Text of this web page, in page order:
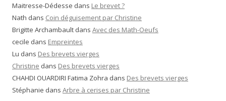
Maitresse-Dédesse dans Le brevet ?
Nath dans Coin déguisement par Christine
Brigitte Archambault dans Avec des Math-Oeufs
cecile dans Empreintes
Lu dans Des brevets vierges
Christine dans Des brevets vierges
CHAHDI OUARDIRI Fatima Zohra dans Des brevets vierges
Stéphanie dans Arbre à cerises par Christine